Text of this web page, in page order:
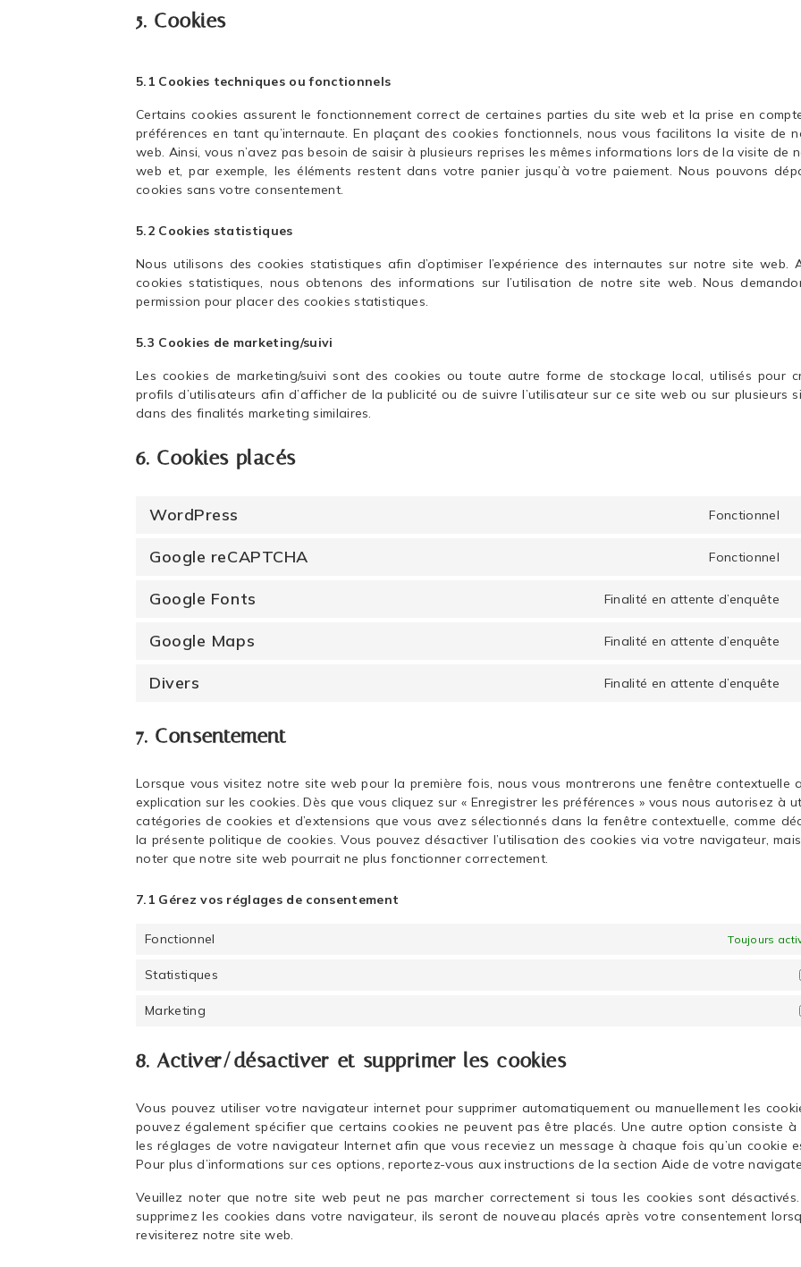
5. Cookies
5.1 Cookies techniques ou fonctionnels
Certains cookies assurent le fonctionnement correct de certaines parties du site web et la prise en
préférences en tant qu’internaute. En plaçant des cookies fonctionnels, nous vous facilitons la visite de
web. Ainsi, vous n’avez pas besoin de saisir à plusieurs reprises les mêmes informations lors de la visite de
web et, par exemple, les éléments restent dans votre panier jusqu’à votre paiement. Nous pouvons
cookies sans votre consentement.
5.2 Cookies statistiques
Nous utilisons des cookies statistiques afin d’optimiser l’expérience des internautes sur notre site web.
cookies statistiques, nous obtenons des informations sur l’utilisation de notre site web. Nous
permission pour placer des cookies statistiques.
5.3 Cookies de marketing/suivi
Les cookies de marketing/suivi sont des cookies ou toute autre forme de stockage local, utilisés pour
profils d’utilisateurs afin d’afficher de la publicité ou de suivre l’utilisateur sur ce site web ou sur plusieurs
dans des finalités marketing similaires.
6. Cookies placés
WordPress Fonctionnel
Google reCAPTCHA Fonctionnel
Google Fonts Finalité en attente d’enquête
Google Maps Finalité en attente d’enquête
Divers Finalité en attente d’enquête
7. Consentement
Lorsque vous visitez notre site web pour la première fois, nous vous montrerons une fenêtre contextuelle
explication sur les cookies. Dès que vous cliquez sur « Enregistrer les préférences » vous nous autorisez à
catégories de cookies et d’extensions que vous avez sélectionnés dans la fenêtre contextuelle, comme
la présente politique de cookies. Vous pouvez désactiver l’utilisation des cookies via votre navigateur,
noter que notre site web pourrait ne plus fonctionner correctement.
7.1 Gérez vos réglages de consentement
Fonctionnel Toujours
Statistiques
Marketing
8. Activer/désactiver et supprimer les cookies
Vous pouvez utiliser votre navigateur internet pour supprimer automatiquement ou manuellement les
pouvez également spécifier que certains cookies ne peuvent pas être placés. Une autre option consiste à
les réglages de votre navigateur Internet afin que vous receviez un message à chaque fois qu’un cookie
Pour plus d’informations sur ces options, reportez-vous aux instructions de la section Aide de votre
Veuillez noter que notre site web peut ne pas marcher correctement si tous les cookies sont
supprimez les cookies dans votre navigateur, ils seront de nouveau placés après votre consentement
revisiterez notre site web.